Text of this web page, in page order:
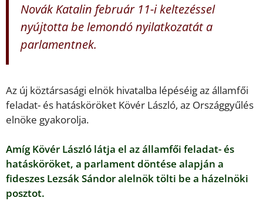
Novák Katalin február 11-i keltezéssel
nyújtotta be lemondó nyilatkozatát a
parlamentnek.
Az új köztársasági elnök hivatalba lépéséig az államfői
feladat- és hatásköröket Kövér László, az Országgyűlés
elnöke gyakorolja.
Amíg Kövér László látja el az államfői feladat- és
hatásköröket, a parlament döntése alapján a
fideszes Lezsák Sándor alelnök tölti be a házelnöki
posztot.